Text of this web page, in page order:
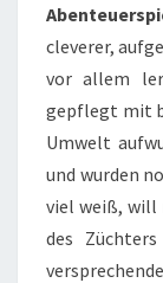
cleverer,
vor allem
gepflegt mit
Umwelt
und wurden
viel weiß, will
des